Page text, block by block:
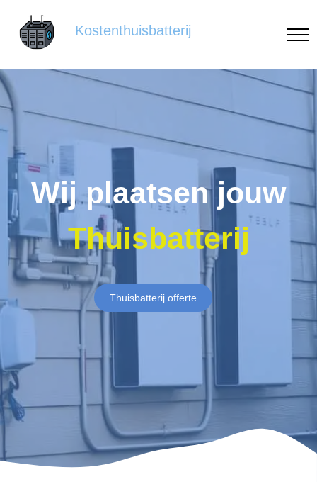
Kostenthuisbatterij
Wij plaatsen jouw
Thuisbatterij
Thuisbatterij offerte